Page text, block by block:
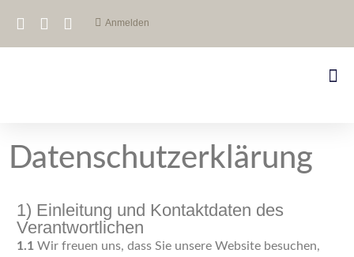
Anmelden
Datenschutzerklärung
1) Einleitung und Kontaktdaten des
Verantwortlichen
1.1Wir freuen uns, dass Sie unsere Website besuchen,